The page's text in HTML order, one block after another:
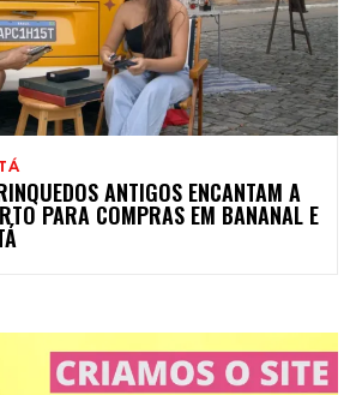
ANTIGOS ENCANTAM A
PARA COMPRAS EM BANANAL E